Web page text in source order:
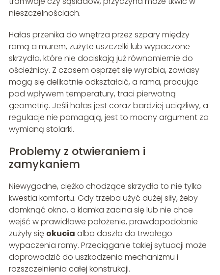
nieszczelnościach.
Hałas przenika do wnętrza przez szpary między
ramą a murem, zużyte uszczelki lub wypaczone
skrzydła, które nie dociskają już równomiernie do
ościeżnicy. Z czasem osprzęt się wyrabia, zawiasy
mogą się delikatnie odkształcić, a rama, pracując
pod wpływem temperatury, traci pierwotną
geometrię. Jeśli hałas jest coraz bardziej uciążliwy, a
regulacje nie pomagają, jest to mocny argument za
wymianą stolarki.
Problemy z otwieraniem i
zamykaniem
Niewygodne, ciężko chodzące skrzydła to nie tylko
kwestia komfortu. Gdy trzeba użyć dużej siły, żeby
domknąć okno, a klamka zacina się lub nie chce
wejść w prawidłowe położenie, prawdopodobnie
zużyły się okucia albo doszło do trwałego
wypaczenia ramy. Przeciąganie takiej sytuacji może
doprowadzić do uszkodzenia mechanizmu i
rozszczelnienia całej konstrukcji.